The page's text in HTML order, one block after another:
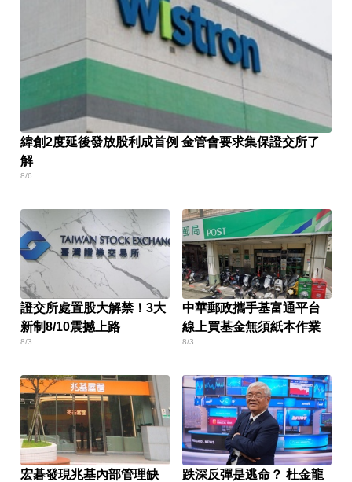
緯創2度延後發放股利成首例 金管會要求集保證交所了
解
8/6
證交所處置股大解禁！3大
新制8/10震撼上路
8/3
中華郵政攜手基富通平台
線上買基金無須紙本作業
8/3
宏碁發現兆基內部管理缺
跌深反彈是逃命？ 杜金龍